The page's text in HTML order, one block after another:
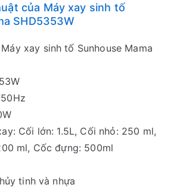
của Máy xay sinh tố
SHD5353W
xay sinh tố Sunhouse Mama
Cối lớn: 1.5L, Cối nhỏ: 250 ml,
ml, Cốc đựng: 500ml
tinh và nhựa